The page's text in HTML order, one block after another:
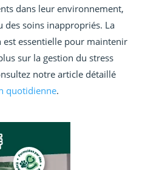
dans leur environnement,
des soins inappropriés. La
essentielle pour maintenir
sur la gestion du stress
notre article détaillé
quotidienne.